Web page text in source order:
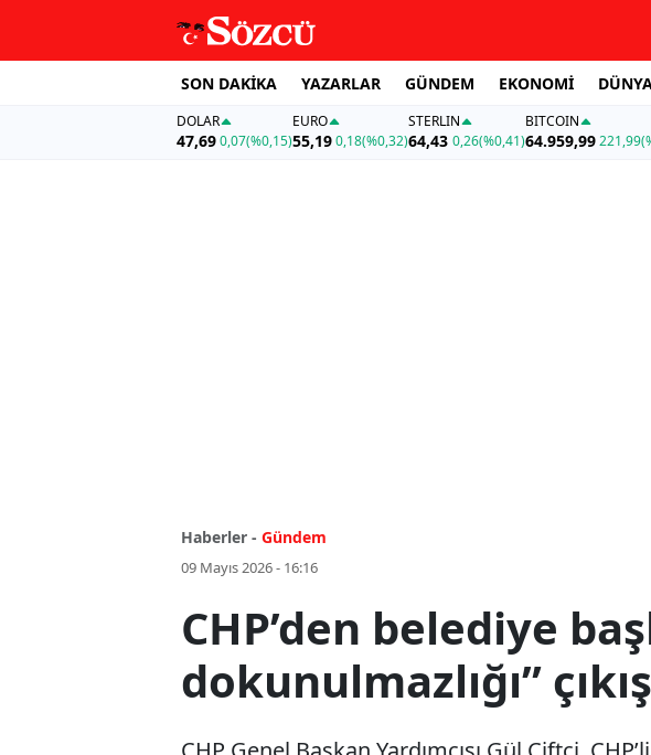
SON DAKİKA YAZARLAR GÜNDEM EKONOMİ
DOLAR
47,690,07(%0,15)
EURO
55,19 0,18(%0,32)
STERLIN
64,43 0,26(%0,41)
BITCOIN
64.959,99221,99
Haberler - Gündem
09 Mayıs 2026 - 16:16
CHP’den belediye
dokunulmazlığı”